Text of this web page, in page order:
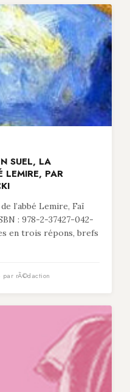
SUEL, LA
LEMIRE, PAR
l’abbé Lemire, Faï
: 978-2-37427-042-
en trois répons, brefs
rÃ©daction